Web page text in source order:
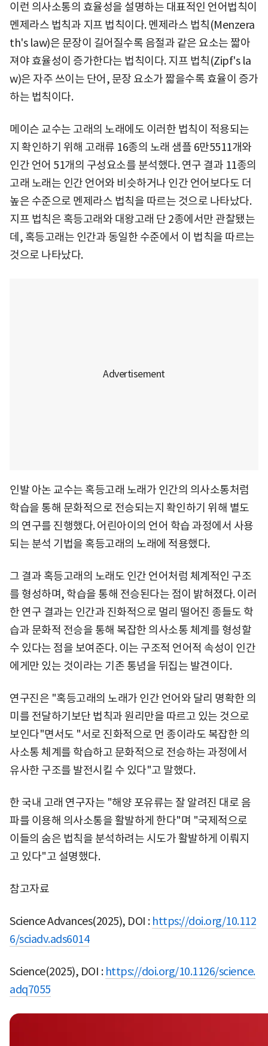
이런 의사소통의 효율성을 설명하는 대표적인 언어법칙이
멘제라스 법칙과 지프 법칙이다. 멘제라스 법칙(Menzera
th's law)은 문장이 길어질수록 음절과 같은 요소는 짧아
져야 효율성이 증가한다는 법칙이다. 지프 법칙(Zipf's la
w)은 자주 쓰이는 단어, 문장 요소가 짧을수록 효율이 증가
하는 법칙이다.
메이슨 교수는 고래의 노래에도 이러한 법칙이 적용되는
지 확인하기 위해 고래류 16종의 노래 샘플 6만5511개와
인간 언어 51개의 구성요소를 분석했다. 연구 결과 11종의
고래 노래는 인간 언어와 비슷하거나 인간 언어보다도 더
높은 수준으로 멘제라스 법칙을 따르는 것으로 나타났다.
지프 법칙은 혹등고래와 대왕고래 단 2종에서만 관찰됐는
데, 혹등고래는 인간과 동일한 수준에서 이 법칙을 따르는
것으로 나타났다.
인발 아논 교수는 혹등고래 노래가 인간의 의사소통처럼
학습을 통해 문화적으로 전승되는지 확인하기 위해 별도
의 연구를 진행했다. 어린아이의 언어 학습 과정에서 사용
되는 분석 기법을 혹등고래의 노래에 적용했다.
그 결과 혹등고래의 노래도 인간 언어처럼 체계적인 구조
를 형성하며, 학습을 통해 전승된다는 점이 밝혀졌다. 이러
한 연구 결과는 인간과 진화적으로 멀리 떨어진 종들도 학
습과 문화적 전승을 통해 복잡한 의사소통 체계를 형성할
수 있다는 점을 보여준다. 이는 구조적 언어적 속성이 인간
에게만 있는 것이라는 기존 통념을 뒤집는 발견이다.
연구진은 "혹등고래의 노래가 인간 언어와 달리 명확한 의
미를 전달하기보단 법칙과 원리만을 따르고 있는 것으로
보인다"면서도 "서로 진화적으로 먼 종이라도 복잡한 의
사소통 체계를 학습하고 문화적으로 전승하는 과정에서
유사한 구조를 발전시킬 수 있다"고 말했다.
한 국내 고래 연구자는 "해양 포유류는 잘 알려진 대로 음
파를 이용해 의사소통을 활발하게 한다"며 "국제적으로
이들의 숨은 법칙을 분석하려는 시도가 활발하게 이뤄지
고 있다"고 설명했다.
참고자료
Science Advances(2025), DOI : https://doi.org/10.112
6/sciadv.ads6014
Science(2025), DOI : https://doi.org/10.1126/science.
adq7055